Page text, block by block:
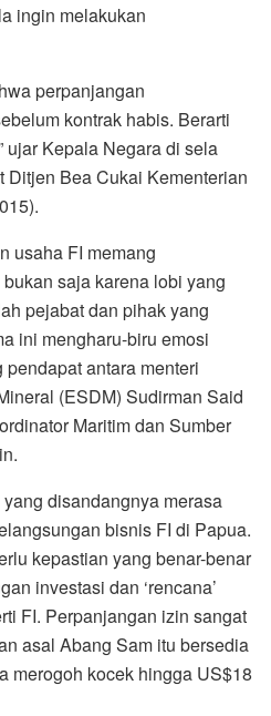
ingin melakukan
perpanjangan
kontrak habis. Berarti
ujar Kepala Negara di sela
Ditjen Bea Cukai Kementerian
usaha FI memang
saja karena lobi yang
pejabat dan pihak yang
ini mengharu-biru emosi
antara menteri
(ESDM) Sudirman Said
Maritim dan Sumber
disandangnya merasa
bisnis FI di Papua.
kepastian yang benar-benar
investasi dan ‘rencana’
FI. Perpanjangan izin sangat
asal Abang Sam itu bersedia
merogoh kocek hingga US$18